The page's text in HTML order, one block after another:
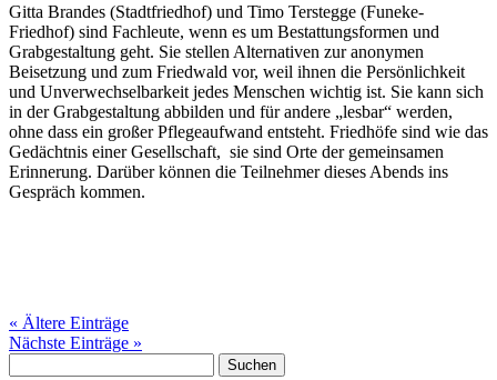
Gitta Brandes (Stadtfriedhof) und Timo Terstegge (Funeke-
Friedhof) sind Fachleute, wenn es um Bestattungsformen und
Grabgestaltung geht. Sie stellen Alternativen zur anonymen
Beisetzung und zum Friedwald vor, weil ihnen die Persönlichkeit
und Unverwechselbarkeit jedes Menschen wichtig ist. Sie kann sich
in der Grabgestaltung abbilden und für andere „lesbar“ werden,
ohne dass ein großer Pflegeaufwand entsteht. Friedhöfe sind wie das
Gedächtnis einer Gesellschaft, sie sind Orte der gemeinsamen
Erinnerung. Darüber können die Teilnehmer dieses Abends ins
Gespräch kommen.
« Ältere Einträge
Nächste Einträge »